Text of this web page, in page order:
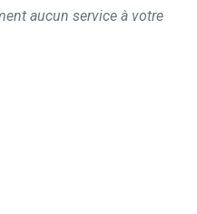
aucun service à votre